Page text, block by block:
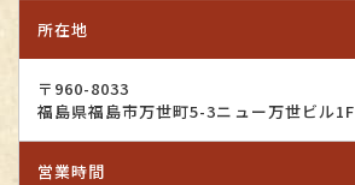
所在地
〒960-8033
福島県福島市万世町5-3ニュー万世ビル1F
営業時間